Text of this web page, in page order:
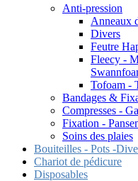
Anti-pression
Anneaux
Divers
Feutre
Fleecy -
Tofoam -
Bandages &
Compresses -
Fixation -
Soins des plaies
Bouiteilles - Pots -
Chariot de pédicure
Disposables